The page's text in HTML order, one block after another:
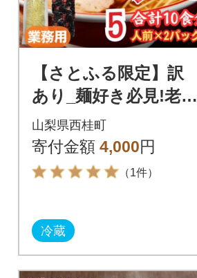
【さとふる限定】訳
あり_麺好き必見!老舗
製麺所の業務用醤油ラ
ーメン1袋5食分×2P
(合計10食分)
山梨県西桂町
寄付金額 4,000円
（1件）
冷蔵